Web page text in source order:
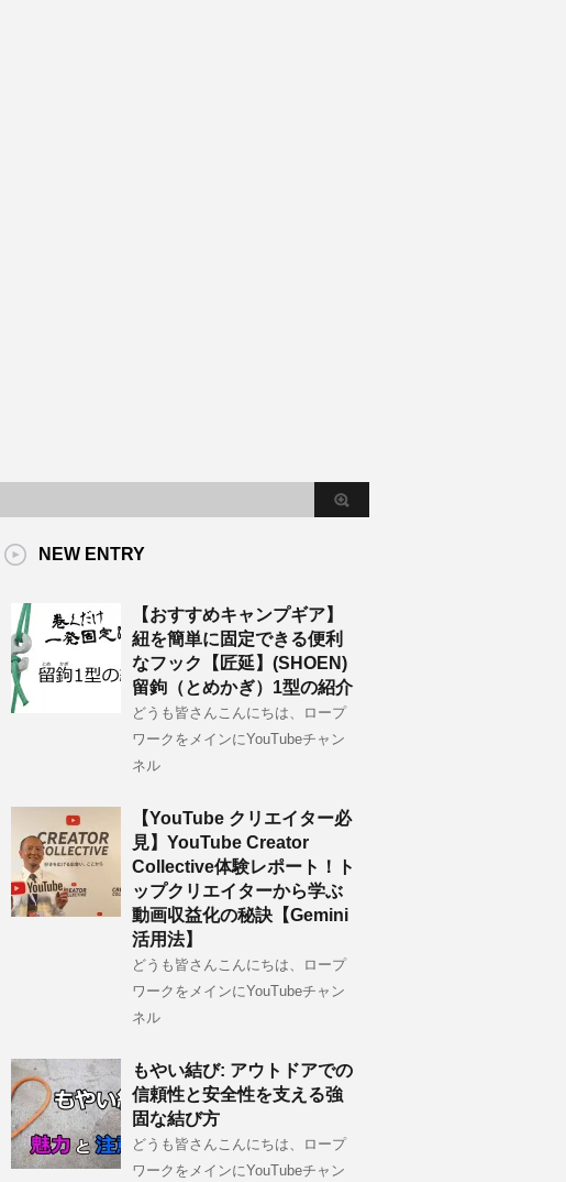
NEW ENTRY
【おすすめキャンプギア】
紐を簡単に固定できる便利
なフック【匠延】(SHOEN)
留鉤（とめかぎ）1型の紹介
どうも皆さんこんにちは、ロープ
ワークをメインにYouTubeチャン
ネル
【YouTube クリエイター必
見】YouTube Creator
Collective体験レポート！ト
ップクリエイターから学ぶ
動画収益化の秘訣【Gemini
活用法】
どうも皆さんこんにちは、ロープ
ワークをメインにYouTubeチャン
ネル
もやい結び: アウトドアでの
信頼性と安全性を支える強
固な結び方
どうも皆さんこんにちは、ロープ
ワークをメインにYouTubeチャン